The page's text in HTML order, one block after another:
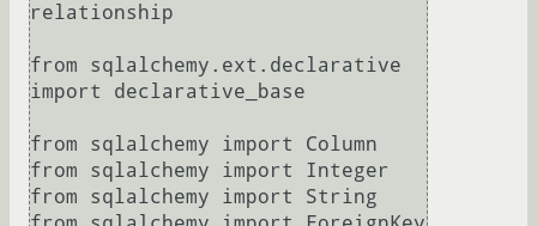
relationship
from sqlalchemy.ext.declarative
import declarative_base
from sqlalchemy import Column
from sqlalchemy import Integer
from sqlalchemy import String